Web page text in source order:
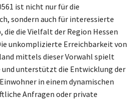
ist nicht nur für die
sondern auch für interessierte
die Vielfalt der Region Hessen
unkomplizierte Erreichbarkeit von
mittels dieser Vorwahl spielt
und unterstützt die Entwicklung der
in einem dynamischen
Anfragen oder private